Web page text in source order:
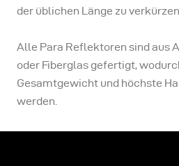
der üblichen Länge zu
Alle Para Reflektoren sind aus
oder Fiberglas gefertigt,
Gesamtgewicht und höchste
werden.